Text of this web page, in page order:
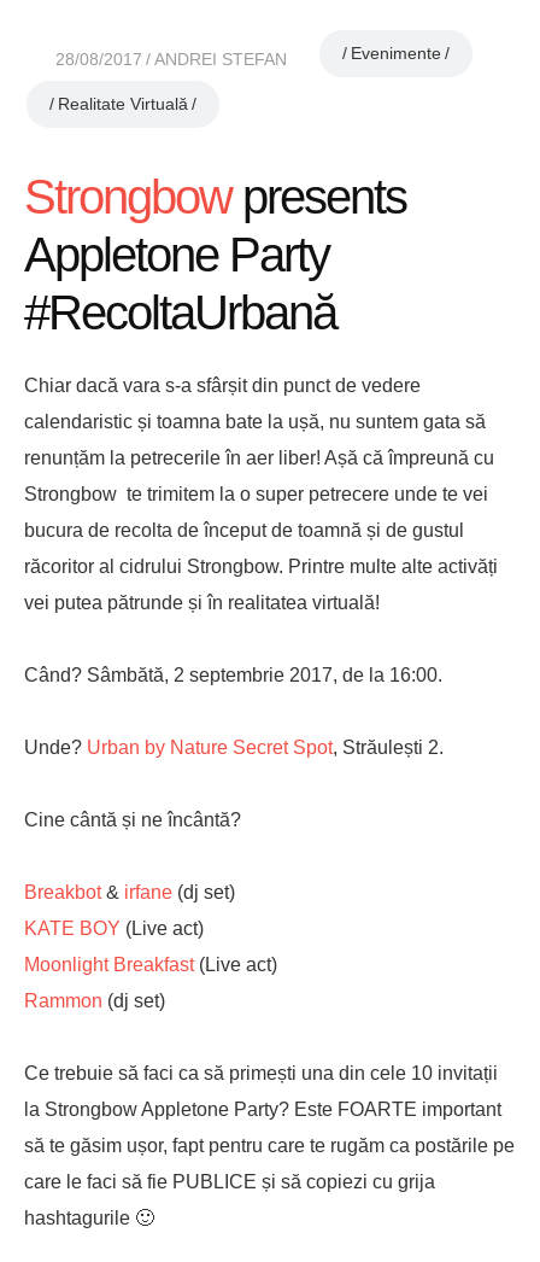
28/08/2017 ANDREI STEFAN Evenimente
Realitate Virtuală
Strongbowpresents
Appletone Party
#RecoltaUrbană
Chiar dacă vara s-a sfârșit din punct de vedere
calendaristic și toamna bate la ușă, nu suntem gata să
renunțăm la petrecerile în aer liber! Așă că împreună cu
Strongbow te trimitem la o super petrecere unde te vei
bucura de recolta de început de toamnă și de gustul
răcoritor al cidrului Strongbow. Printre multe alte activăți
vei putea pătrunde și în realitatea virtuală!
Când? Sâmbătă, 2 septembrie 2017, de la 16:00.
Unde? Urban by Nature Secret Spot, Străulești 2.
Cine cântă și ne încântă?
Breakbot& irfane (dj set)
KATE BOY (Live act)
Moonlight Breakfast(Live act)
Rammon (dj set)
Ce trebuie să faci ca să primești una din cele 10 invitații
la Strongbow Appletone Party? Este FOARTE important
să te găsim ușor, fapt pentru care te rugăm ca postările pe
care le faci să fie PUBLICE și să copiezi cu grija
hashtagurile 🙂